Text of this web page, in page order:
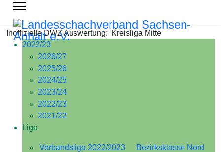
Inoffizielle DWZ Auswertung: Kreisliga Mitte
2022/23
2026/27
2025/26
2024/25
2023/24
2022/23
2021/22
Liga
Verbandsliga 2022/2023
Bezirksklasse Nord